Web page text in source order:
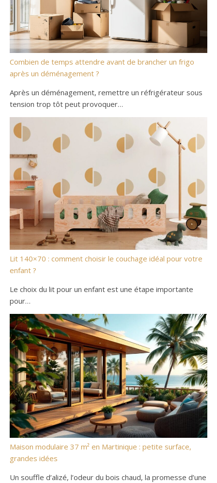
Combien de temps attendre avant de brancher un frigo
après un déménagement ?
Après un déménagement, remettre un réfrigérateur sous
tension trop tôt peut provoquer…
Lit 140×70 : comment choisir le couchage idéal pour votre
enfant ?
Le choix du lit pour un enfant est une étape importante
pour…
Maison modulaire 37 m² en Martinique : petite surface,
grandes idées
Un souffle d’alizé, l’odeur du bois chaud, la promesse d’une